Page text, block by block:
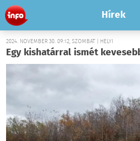
Hírek
2024. NOVEMBER 30. 09:12, SZOMBAT | HELYI
Egy kishatárral ismét